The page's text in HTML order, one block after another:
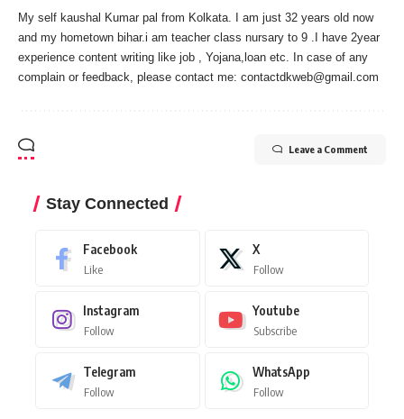
My self kaushal Kumar pal from Kolkata. I am just 32 years old now
and my hometown bihar.i am teacher class nursary to 9 .I have 2year
experience content writing like job , Yojana,loan etc. In case of any
complain or feedback, please contact me: contactdkweb@gmail.com
Leave a Comment
Stay Connected
Facebook
Like
X
Follow
Instagram
Follow
Youtube
Subscribe
Telegram
Follow
WhatsApp
Follow